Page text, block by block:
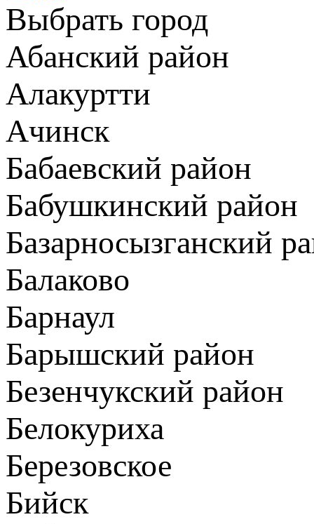
Выбрать город
Абанский район
Алакуртти
Ачинск
Бабаевский район
Бабушкинский район
Базарносызганский
Балаково
Барнаул
Барышский район
Безенчукский район
Белокуриха
Березовское
Бийск